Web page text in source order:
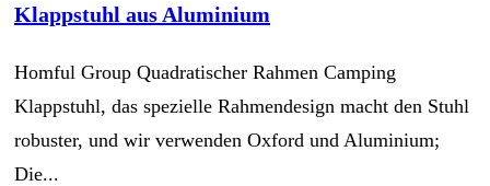
Klappstuhl aus Aluminium
Homful Group Quadratischer Rahmen Camping
Klappstuhl, das spezielle Rahmendesign macht den Stuhl
robuster, und wir verwenden Oxford und Aluminium;
Die...